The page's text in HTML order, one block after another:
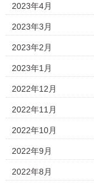
2023年4月
2023年3月
2023年2月
2023年1月
2022年12月
2022年11月
2022年10月
2022年9月
2022年8月